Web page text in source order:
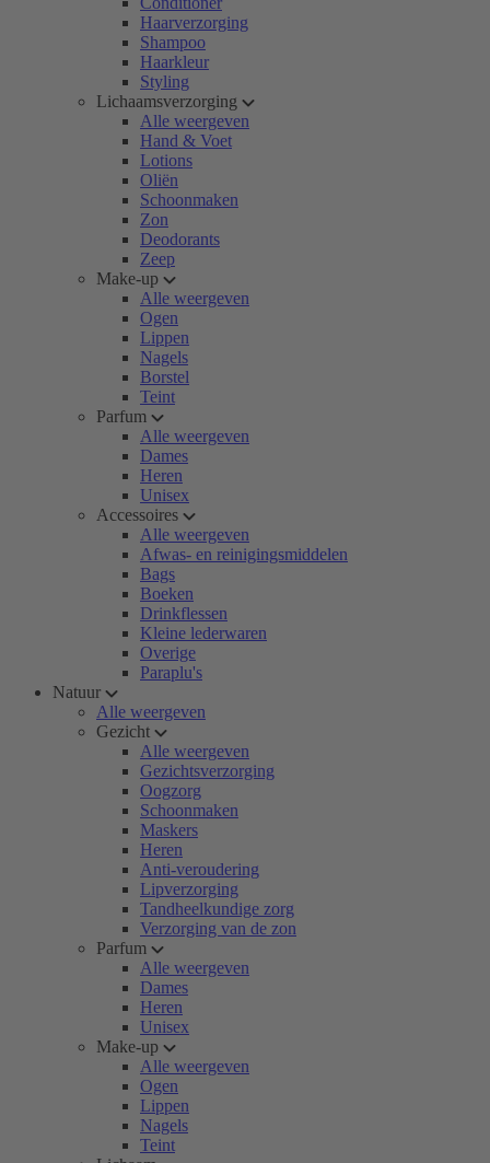
Haarverzorging
Shampoo
Haarkleur
Styling
Lichaamsverzorging
Alle weergeven
Hand & Voet
Lotions
Oliën
Schoonmaken
Zon
Deodorants
Zeep
Make-up
Alle weergeven
Ogen
Lippen
Nagels
Borstel
Teint
Parfum
Alle weergeven
Dames
Heren
Unisex
Accessoires
Alle weergeven
Afwas- en reinigingsmiddelen
Bags
Boeken
Drinkflessen
Kleine lederwaren
Overige
Paraplu's
Natuur
Alle weergeven
Gezicht
Alle weergeven
Gezichtsverzorging
Oogzorg
Schoonmaken
Maskers
Heren
Anti-veroudering
Lipverzorging
Tandheelkundige zorg
Verzorging van de zon
Parfum
Alle weergeven
Dames
Heren
Unisex
Make-up
Alle weergeven
Ogen
Lippen
Nagels
Teint